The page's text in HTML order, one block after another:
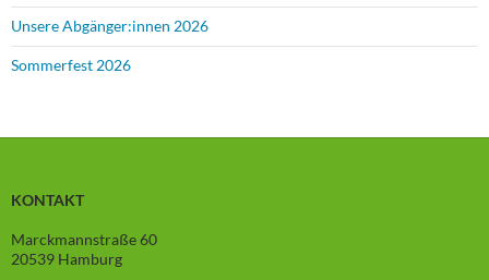
Unsere Abgänger:innen 2026
Sommerfest 2026
KONTAKT
Marckmannstraße 60
20539 Hamburg